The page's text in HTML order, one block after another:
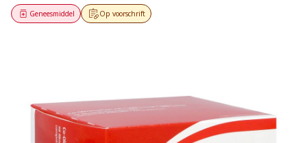
Op voorschrift
Geneesmiddel